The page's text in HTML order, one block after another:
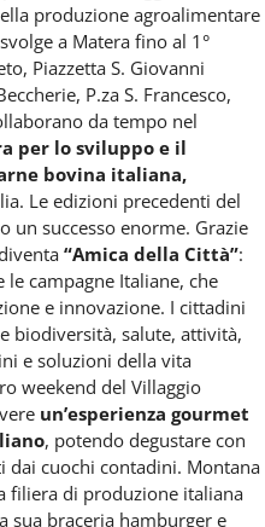
produzione agroalimentare
a Matera fino al 1°
Piazzetta S. Giovanni
P.za S. Francesco,
da tempo nel
per lo sviluppo e il
bovina italiana,
Le edizioni precedenti del
un successo enorme. Grazie
“Amica della Città”:
le campagne Italiane, che
e innovazione. I cittadini
biodiversità, salute, attività,
e soluzioni della vita
weekend del Villaggio
un’esperienza gourmet
, potendo degustare con
cuochi contadini. Montana
filiera di produzione italiana
sua braceria hamburger e